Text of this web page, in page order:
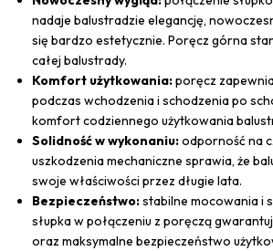
nadaje balustradzie elegancję,
się bardzo estetycznie. Poręcz górna
całej balustrady.
Komfort użytkowania:poręcz
podczas wchodzenia i schodzenia po
komfort codziennego użytkowania
Solidność w wykonaniu:odporność na
uszkodzenia mechaniczne sprawia, że
swoje właściwości przez długie lata.
Bezpieczeństwo:stabilne mocowania i
słupka w połączeniu z poręczą
oraz maksymalne bezpieczeństwo